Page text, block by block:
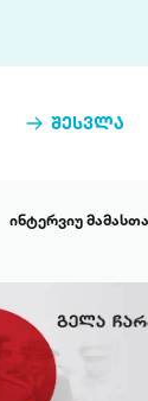
შესვლა
ციფრულ
ინტერვიუ